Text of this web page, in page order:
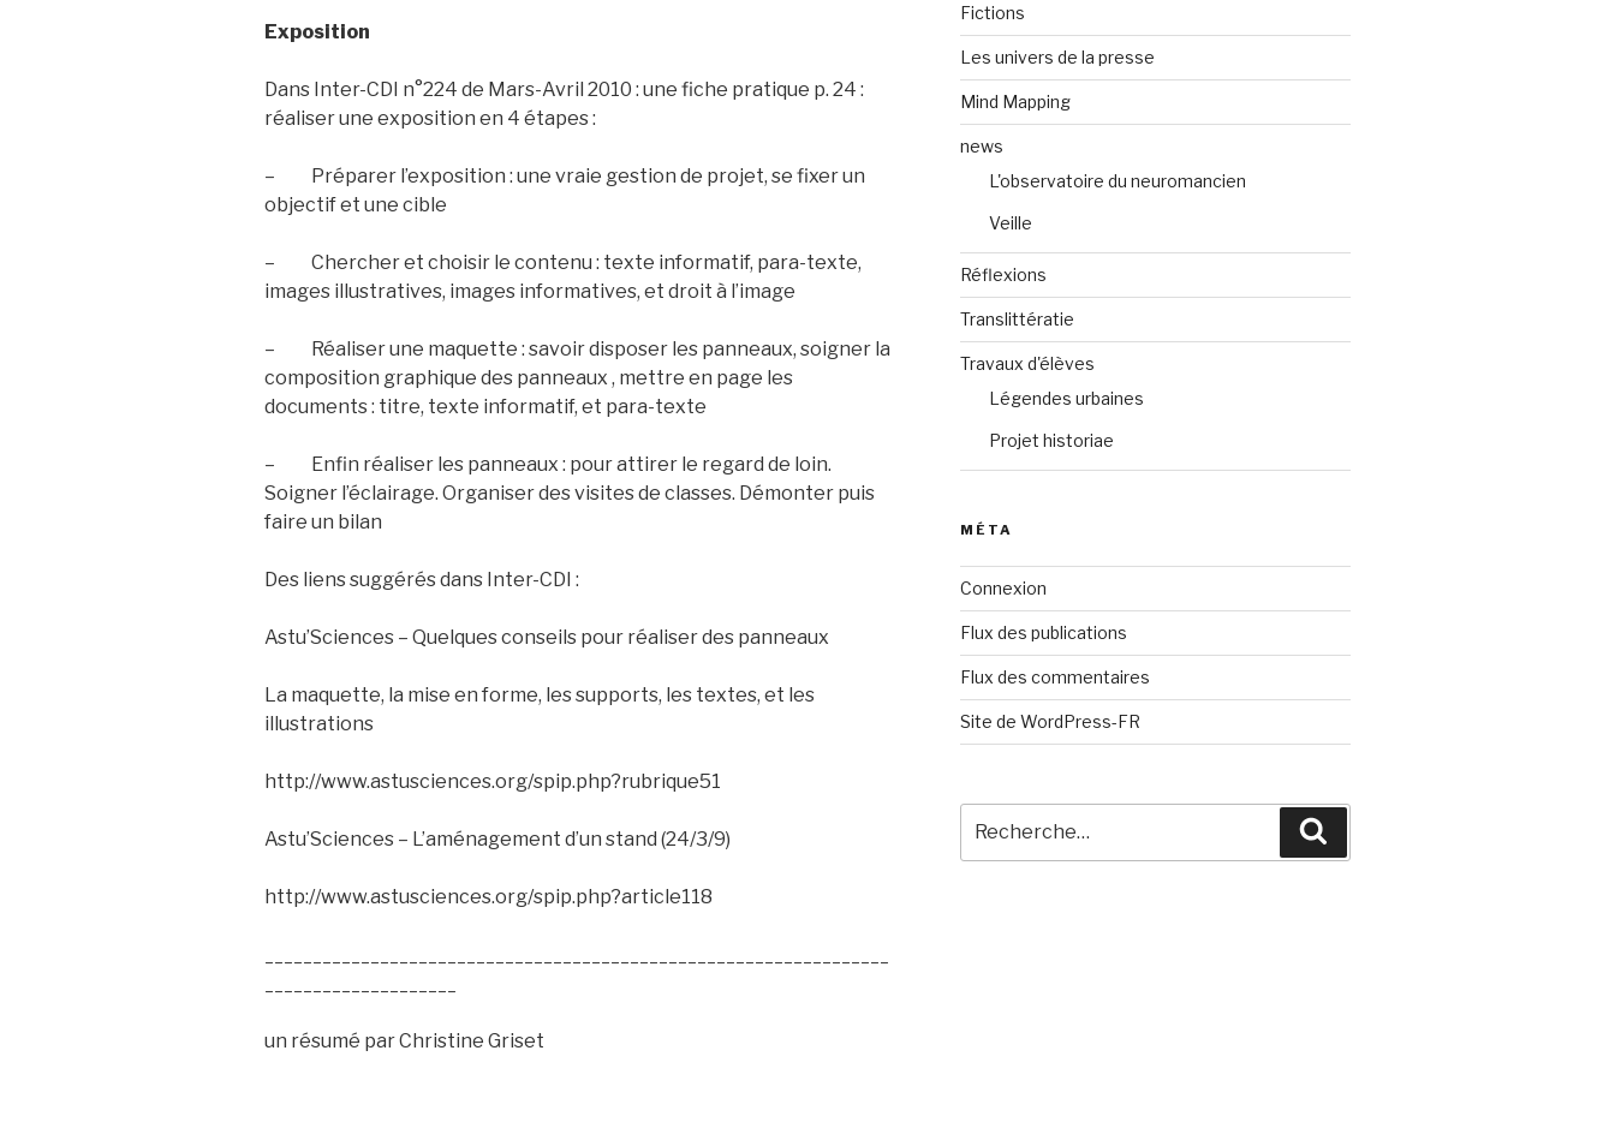
Exposition
Dans Inter-CDI n°224 de Mars-Avril 2010 : une fiche pratique p. 24 :
réaliser une exposition en 4 étapes :
– Préparer l’exposition : une vraie gestion de projet, se fixer un
objectif et une cible
– Chercher et choisir le contenu : texte informatif, para-texte,
images illustratives, images informatives, et droit à l’image
– Réaliser une maquette : savoir disposer les panneaux, soigner la
composition graphique des panneaux , mettre en page les
documents : titre, texte informatif, et para-texte
– Enfin réaliser les panneaux : pour attirer le regard de loin.
Soigner l’éclairage. Organiser des visites de classes. Démonter puis
faire un bilan
Des liens suggérés dans Inter-CDI :
Astu’Sciences – Quelques conseils pour réaliser des panneaux
La maquette, la mise en forme, les supports, les textes, et les
illustrations
http://www.astusciences.org/spip.php?rubrique51
Astu’Sciences – L’aménagement d’un stand (24/3/9)
http://www.astusciences.org/spip.php?article118
un résumé par Christine Griset
Fictions
Les univers de la presse
Mind Mapping
news
L'observatoire du neuromancien
Veille
Réflexions
Translittératie
Travaux d'élèves
Légendes urbaines
Projet historiae
MÉTA
Connexion
Flux des publications
Flux des commentaires
Site de WordPress-FR
pour
: